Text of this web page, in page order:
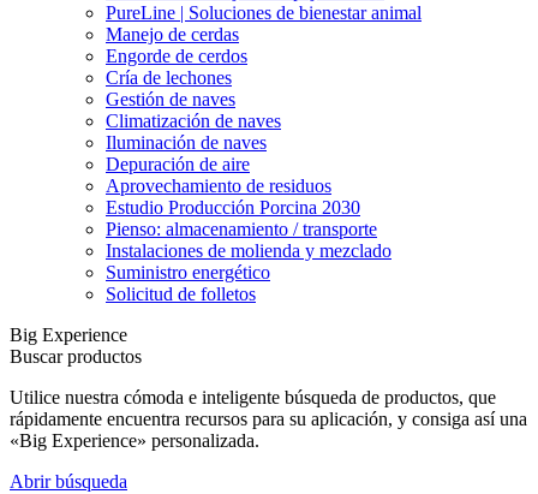
PureLine | Soluciones de bienestar animal
Manejo de cerdas
Engorde de cerdos
Cría de lechones
Gestión de naves
Climatización de naves
Iluminación de naves
Depuración de aire
Aprovechamiento de residuos
Estudio Producción Porcina 2030
Pienso: almacenamiento / transporte
Instalaciones de molienda y mezclado
Suministro energético
Solicitud de folletos
Big Experience
Buscar productos
Utilice nuestra cómoda e inteligente búsqueda de productos, que
rápidamente encuentra recursos para su aplicación, y consiga así una
«Big Experience» personalizada.
Abrir búsqueda